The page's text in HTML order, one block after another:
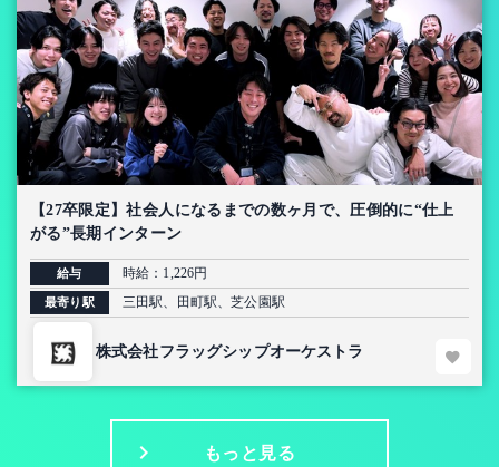
【27卒限定】社会人になるまでの数ヶ月で、圧倒的に“仕上
がる”長期インターン
給与 時給：1,226円
最寄り駅 三田駅、田町駅、芝公園駅
株式会社フラッグシップオーケストラ
もっと見る